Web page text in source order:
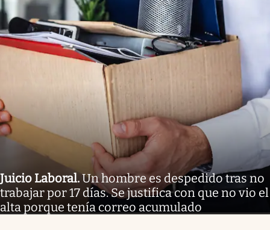
Juicio Laboral.Un hombre es despedido tras no
trabajar por 17 días. Se justifica con que no vio el
alta porque tenía correo acumulado